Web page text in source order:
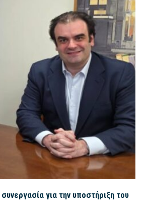
για την υποστήριξη του